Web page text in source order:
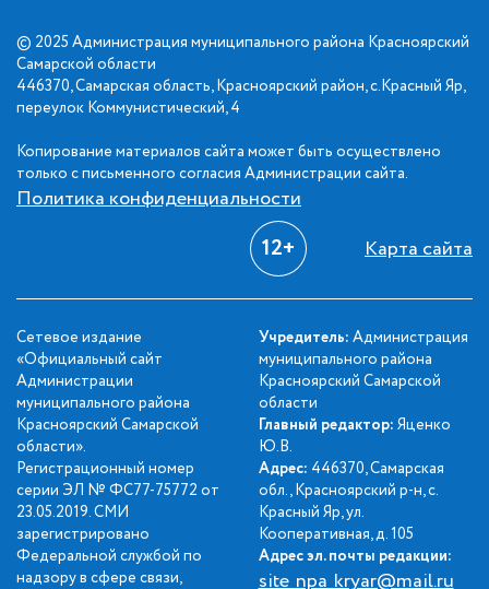
© 2025 Администрация муниципального района Красноярский
Самарской области
446370, Самарская область, Красноярский район, с.Красный Яр,
переулок Коммунистический, 4
Копирование материалов сайта может быть осуществлено
только с письменного согласия Администрации сайта.
Политика конфиденциальности
12+ Карта сайта
Сетевое издание
«Официальный сайт
Администрации
муниципального района
Красноярский Самарской
области».
Регистрационный номер
серии ЭЛ № ФС77-75772 от
23.05.2019. СМИ
зарегистрировано
Федеральной службой по
надзору в сфере связи,
Учредитель: Администрация
муниципального района
Красноярский Самарской
области
Главный редактор: Яценко
Ю.В.
Адрес: 446370, Самарская
обл., Красноярский р-н, с.
Красный Яр, ул.
Кооперативная, д. 105
Адрес эл. почты редакции:
site_npa_kryar@mail.ru